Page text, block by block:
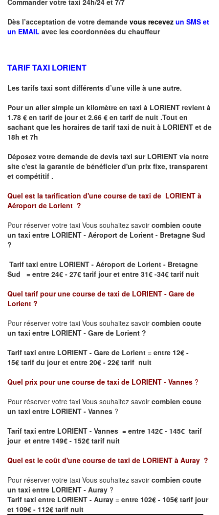
Commander votre taxi 24h/24 et 7/7
Dès l’acceptation de votre demande vous recevez un SMS et
un EMAIL avec les coordonnées du chauffeur
TARIF TAXI LORIENT
Les tarifs taxi sont différents d’une ville à une autre.
Pour un aller simple un kilomètre en taxi à LORIENT revient à
1.78 € en tarif de jour et 2.66 € en tarif de nuit .Tout en
sachant que les horaires de tarif taxi de nuit à LORIENT et de
18h et 7h
Déposez votre demande de devis taxi sur LORIENT via notre
site c'est la garantie de bénéficier d'un prix fixe, transparent
et compétitif .
Quel est la tarification d'une course de taxi de LORIENT à
Aéroport de Lorient ?
Pour réserver votre taxi Vous souhaitez savoir combien coute
un taxi entre LORIENT - Aéroport de Lorient - Bretagne Sud
?
Tarif taxi entre LORIENT - Aéroport de Lorient - Bretagne
Sud = entre 24€ - 27€ tarif jour et entre 31€ -34€ tarif nuit
Quel tarif pour une course de taxi de LORIENT - Gare de
Lorient ?
Pour réserver votre taxi Vous souhaitez savoir combien coute
un taxi entre LORIENT - Gare de Lorient ?
Tarif taxi entre LORIENT - Gare de Lorient = entre 12€ -
15€ tarif du jour et entre 20€ - 22€ tarif nuit
Quel prix pour une course de taxi de LORIENT - Vannes ?
Pour réserver votre taxi Vous souhaitez savoir combien coute
un taxi entre LORIENT - Vannes ?
Tarif taxi entre LORIENT - Vannes = entre 142€ - 145€ tarif
jour et entre 149€ - 152€ tarif nuit
Quel est le coût d'une course de taxi de LORIENT à Auray ?
Pour réserver votre taxi Vous souhaitez savoir combien coute
un taxi entre LORIENT - Auray ?
Tarif taxi entre LORIENT - Auray = entre 102€ - 105€ tarif jour
et 109€ - 112€ tarif nuit